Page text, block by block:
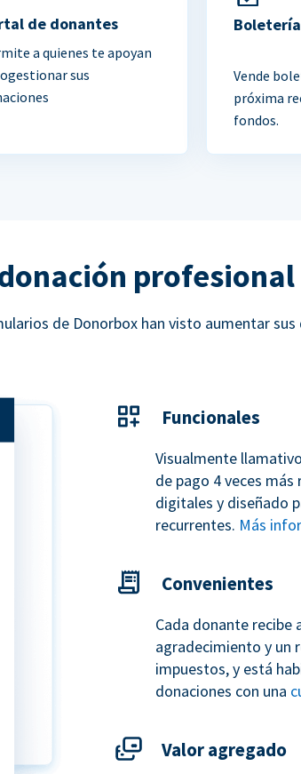
de donantes
a quienes te apoyan
sus
Vende
próxima
fondos.
de Donorbox han visto aumentar
Funcionales
Visualmente
de pago 4 veces
digitales y diseñado
recurrentes. Más
Convenientes
Cada donante
agradecimiento y un
impuestos, y está
donaciones con una
Valor agregado